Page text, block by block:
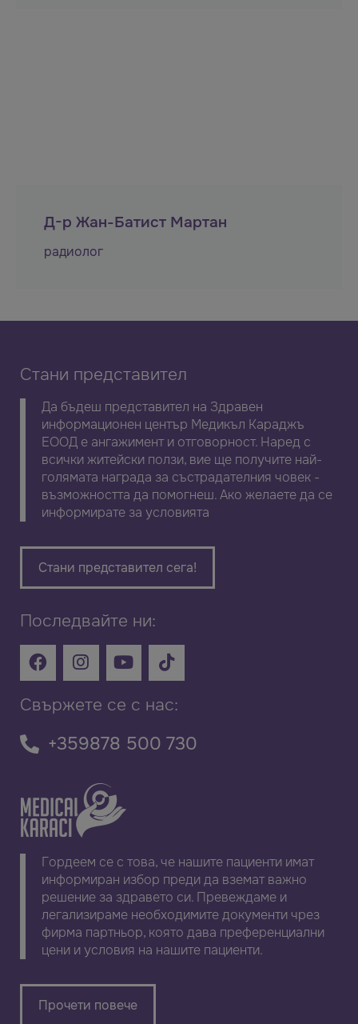
Д-р Жан-Батист Мартан
радиолог
Стани представител
Да бъдеш представител на Здравен
информационен център Медикъл Караджъ
ЕООД е ангажимент и отговорност. Наред с
всички житейски ползи, вие ще получите най-
голямата награда за състрадателния човек -
възможността да помогнеш. Ако желаете да се
информирате за условията
Стани представител сега!
Последвайте ни:
Свържете се с нас:
+359878 500 730
Гордеем се с това, че нашите пациенти имат
информиран избор преди да вземат важно
решение за здравето си. Превеждаме и
легализираме необходимите документи чрез
фирма партньор, която дава преференциални
цени и условия на нашите пациенти.
Прочети повече